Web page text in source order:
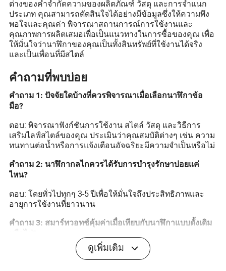
ต่างของคำจำกัดความของผลิตภัณฑ์ วัสดุ และการจำแนก
ประเภท คุณสามารถตัดสินใจได้อย่างมีข้อมูลซึ่งให้ความพึง
พอใจและคุณค่า พิจารณาสถานการณ์การใช้งานและ
คุณภาพการผลิตเสมอเพื่อเป็นแนวทางในการซื้อของคุณ เพื่อ
ให้มั่นใจว่านาฬิกาของคุณเป็นทั้งสินทรัพย์ที่ใช้งานได้จริง
และเป็นเพื่อนที่มีสไตล์
คำถามที่พบบ่อย
คำถาม 1: ปัจจัยใดบ้างที่ควรพิจารณาเมื่อเลือกนาฬิกาข้อ
มือ?
ตอบ: พิจารณาฟังก์ชันการใช้งาน สไตล์ วัสดุ และวิธีการ
เสริมไลฟ์สไตล์ของคุณ ประเมินว่าคุณสมบัติต่างๆ เช่น ความ
ทนทานต่อน้ำหรือการแจ้งเตือนอัจฉริยะมีความจำเป็นหรือไม่
คำถาม 2: นาฬิกากลไกควรได้รับการบำรุงรักษาบ่อยแค่
ไหน?
ตอบ: โดยทั่วไปทุกๆ 3-5 ปีเพื่อให้มั่นใจถึงประสิทธิภาพและ
อายุการใช้งานที่ยาวนาน
คำถาม 3: สมาร์ทวอทช์คุ้มค่าเมื่อเทียบกับนาฬิกาแบบดั้งเดิม
ตอบ: ขึ้นอยู่กับความต้องการของคุณ สมาร์ทวอทช์มีการ
เชื่อมต่อและแอปพลิเคชันที่หลากหลาย ในขณะที่นาฬิกาแบบ
ดูเพิ่มเติม